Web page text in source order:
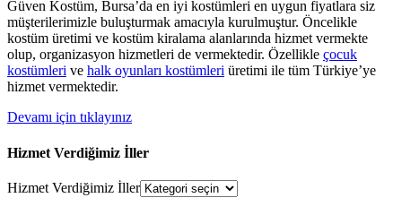
Güven Kostüm, Bursa’da en iyi kostümleri en uygun fiyatlara siz
müşterilerimizle buluşturmak amacıyla kurulmuştur. Öncelikle
kostüm üretimi ve kostüm kiralama alanlarında hizmet vermekte
olup, organizasyon hizmetleri de vermektedir. Özellikle çocuk
kostümleri ve halk oyunları kostümleri üretimi ile tüm Türkiye’ye
hizmet vermektedir.
Devamı için tıklayınız
Hizmet Verdiğimiz İller
Hizmet Verdiğimiz İller